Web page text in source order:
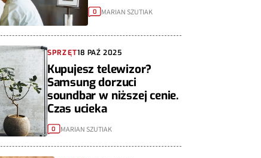
0 MARIAN SZUTIAK
SPRZĘT18 PAŹ 2025
Kupujesz telewizor?
Samsung dorzuci
soundbar w niższej cenie.
Czas ucieka
0 MARIAN SZUTIAK